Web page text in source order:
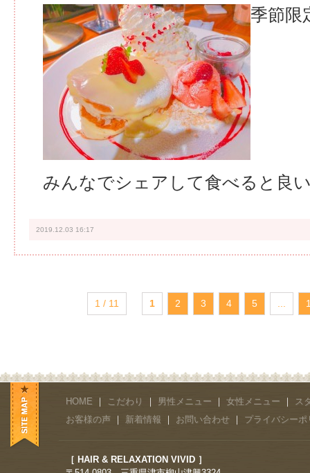
季節限
みんなでシェアして食べると良
2019.12.03 16:17
1 / 11 1 2 3 4 5
HOME ｜ こだわり ｜ 男性メニュー ｜ 女性メニュー ｜
ス
お客様の声 ｜ 新着情報 ｜ お問い合わせ ｜ プライバシーポ
［ HAIR & RELAXATION VIVID ］